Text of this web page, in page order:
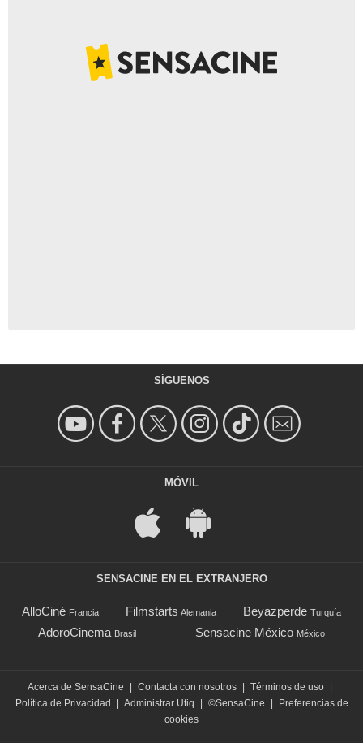
SÍGUENOS
MÓVIL
SENSACINE EN EL EXTRANJERO
AlloCiné Francia Filmstarts Alemania Beyazperde Turquía
AdoroCinema Brasil Sensacine México México
Acerca de SensaCine Contacta con nosotros Términos de uso
Política de Privacidad
Administrar Utiq ©SensaCine
Preferencias de
cookies